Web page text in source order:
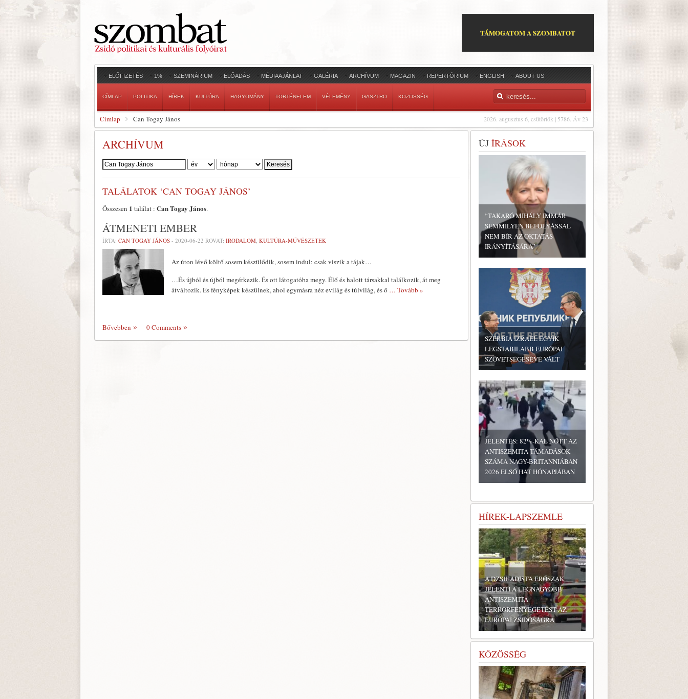
TÁMOGATOM A SZOMBATOT
ELŐFIZETÉS 1% SZEMINÁRIUM ELŐADÁS MÉDIAAJÁNLAT GALÉRIA ARCHÍVUM MAGAZIN REPERTÓRIUM ENGLISH ABOUT US
CÍMLAP POLITIKA HÍREK KULTÚRA HAGYOMÁNY TÖRTÉNELEM VÉLEMÉNY GASZTRO KÖZÖSSÉG
2026. augusztus 6, csütörtök | 5786. Áv 23
Címlap Can Togay János
ARCHÍVUM
Szerző:
TALÁLATOK ‘CAN TOGAY JÁNOS’
Összesen 1 találat : Can Togay János.
ÁTMENETI EMBER
ÍRTA: CAN TOGAY JÁNOS - 2020-06-22 ROVAT: IRODALOM, KULTÚRA-MŰVÉSZETEK
Az úton lévő költő sosem készülődik, sosem indul: csak viszik a tájak…
…És újból és újból megérkezik. És ott látogatóba megy. Élő és halott társakkal találkozik, át meg
átváltozik. És fényképek készülnek, ahol egymásra néz evilág és túlvilág, és ő … Tovább »
Bővebben 0 Comments
ÚJ ÍRÁSOK
“TAKARÓ MIHÁLY IMMÁR
SEMMILYEN BEFOLYÁSSAL
NEM BÍR AZ OKTATÁS
IRÁNYÍTÁSÁRA”
SZERBIA IZRAEL EGYIK
LEGSTABILABB EURÓPAI
SZÖVETSÉGESÉVÉ VÁLT
JELENTÉS: 82%-KAL NŐTT AZ
ANTISZEMITA TÁMADÁSOK
SZÁMA NAGY-BRITANNIÁBAN
2026 ELSŐ HAT HÓNAPJÁBAN
HÍREK-LAPSZEMLE
A DZSIHADISTA ERŐSZAK
JELENTI A LEGNAGYOBB
ANTISZEMITA
TERRORFENYEGETÉST AZ
EURÓPAI ZSIDÓSÁGRA
KÖZÖSSÉG